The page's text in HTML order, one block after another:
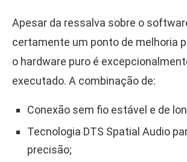
Apesar da ressalva sobre o
certamente um ponto de melhoria
o hardware puro é
executado. A combinação de:
Conexão sem fio estável e de
Tecnologia DTS Spatial Audio
precisão;